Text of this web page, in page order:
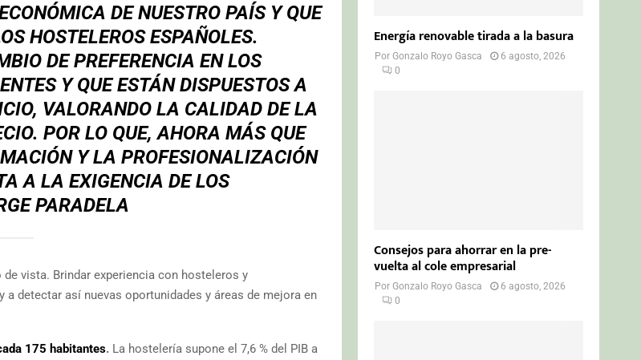
DE NUESTRO PAÍS Y QUE
HOSTELEROS ESPAÑOLES.
DE PREFERENCIA EN LOS
Y QUE ESTÁN DISPUESTOS A
VALORANDO LA CALIDAD DE LA
POR LO QUE, AHORA MÁS QUE
Y LA PROFESIONALIZACIÓN
A LA EXIGENCIA DE LOS
PARADELA
vista. Brindar experiencia con hosteleros y
detectar así nuevas oportunidades y áreas de mejora en
175 habitantes. La hostelería supone el 7,6 % del PIB a
Energía renovable tirada a la basura
PorGonzalo Royo Gasca
6 agosto, 2026
0
Consejos para ahorrar en la pre-
vuelta al cole empresarial
PorGonzalo Royo Gasca
6 agosto, 2026
0